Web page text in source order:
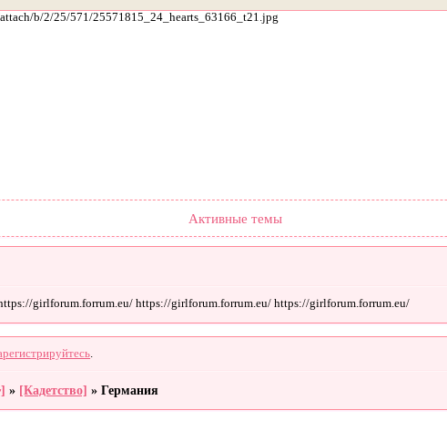
b/2/25/571/25571815_24_hearts_63166_t21.jpg
Активные темы
girlforum.forrum.eu/ https://girlforum.forrum.eu/ https://girlforum.forrum.eu/
» [Кадетство] »Германия